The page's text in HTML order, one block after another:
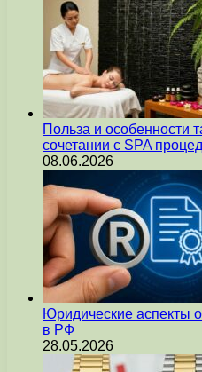
Польза и особенности
сочетании с SPA
08.06.2026
Юридические аспекты
в РФ
28.05.2026